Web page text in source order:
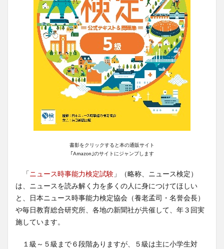
書影をクリックすると本の通販サイト
｢Amazon｣のサイトにジャンプします
「ニュース時事能力検定試験 」（略称、ニュース検定）
は、ニュースを読み解く力を多くの人に身につけてほしい
と、日本ニュース時事能力検定協会（養老孟司・名誉会長）
や毎日教育総合研究所、各地の新聞社が共催して、年３回実
施しています。
１級～５級まで６段階ありますが、５級は主に小学生対